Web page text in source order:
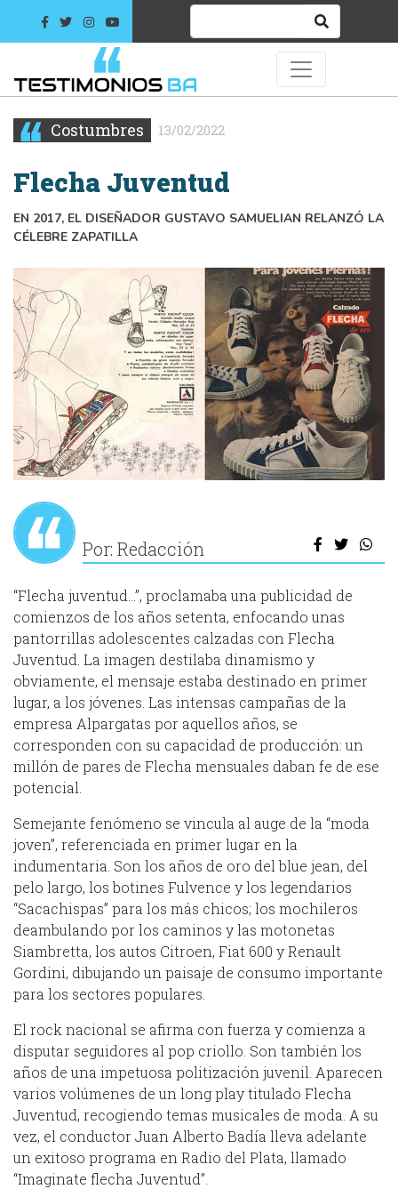
Costumbres 13/02/2022
Flecha Juventud
EN 2017, EL DISEÑADOR GUSTAVO SAMUELIAN RELANZÓ LA
CÉLEBRE ZAPATILLA
Por: Redacción
“Flecha juventud…”, proclamaba una publicidad de
comienzos de los años setenta, enfocando unas
pantorrillas adolescentes calzadas con Flecha
Juventud. La imagen destilaba dinamismo y
obviamente, el mensaje estaba destinado en primer
lugar, a los jóvenes. Las intensas campañas de la
empresa Alpargatas por aquellos años, se
corresponden con su capacidad de producción: un
millón de pares de Flecha mensuales daban fe de ese
potencial.
Semejante fenómeno se vincula al auge de la “moda
joven”, referenciada en primer lugar en la
indumentaria. Son los años de oro del blue jean, del
pelo largo, los botines Fulvence y los legendarios
“Sacachispas” para los más chicos; los mochileros
deambulando por los caminos y las motonetas
Siambretta, los autos Citroen, Fiat 600 y Renault
Gordini, dibujando un paisaje de consumo importante
para los sectores populares.
El rock nacional se afirma con fuerza y comienza a
disputar seguidores al pop criollo. Son también los
años de una impetuosa politización juvenil. Aparecen
varios volúmenes de un long play titulado Flecha
Juventud, recogiendo temas musicales de moda. A su
vez, el conductor Juan Alberto Badía lleva adelante
un exitoso programa en Radio del Plata, llamado
“Imaginate flecha Juventud”.